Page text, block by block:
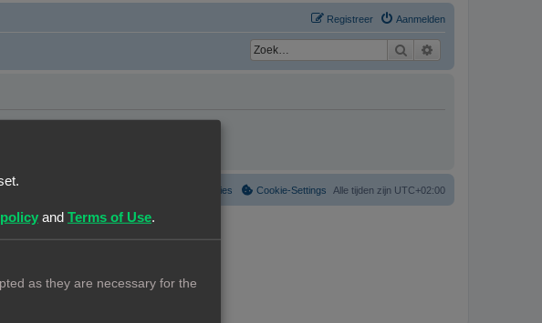
Aanmelden
Registreer
Zoek
Alle tijden zijn UTC+02:00
Cookie-Settings
Verwijder cookies
Limited
.
and Terms of Use.
as they are necessary for the